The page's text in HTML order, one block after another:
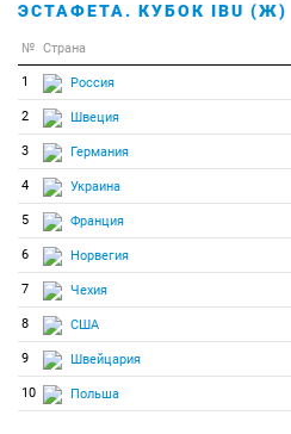
ЭСТАФЕТА. КУБОК IBU (Ж)
№ Страна
1 Россия
2 Швеция
3 Германия
4 Украина
5 Франция
6 Норвегия
7 Чехия
8 США
9 Швейцария
10 Польша